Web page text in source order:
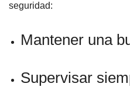
seguridad:
Mantener una
Supervisar